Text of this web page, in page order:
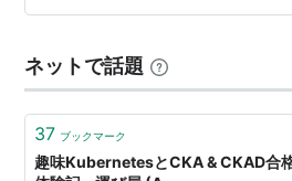
ネットで話題
37 ブックマーク
趣味KubernetesとCKA & CKAD合